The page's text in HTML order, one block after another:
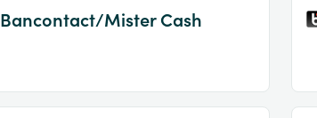
Bancontact/Mister Cash